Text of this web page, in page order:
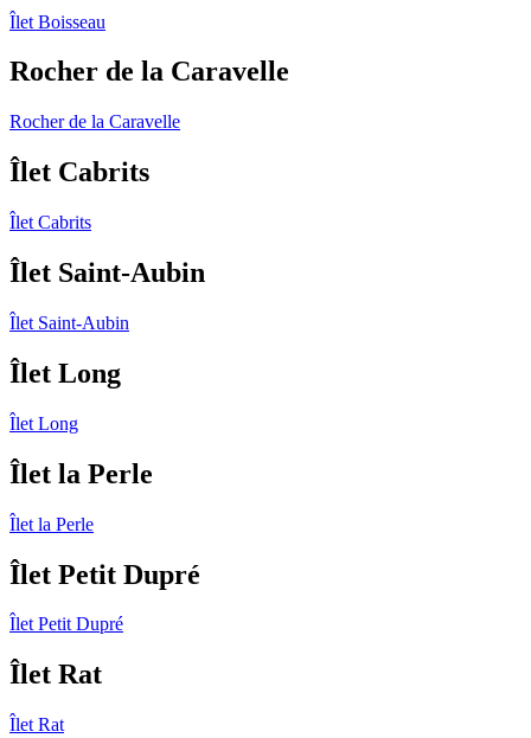
Îlet Boisseau
Rocher de la Caravelle
Rocher de la Caravelle
Îlet Cabrits
Îlet Cabrits
Îlet Saint-Aubin
Îlet Saint-Aubin
Îlet Long
Îlet Long
Îlet la Perle
Îlet la Perle
Îlet Petit Dupré
Îlet Petit Dupré
Îlet Rat
Îlet Rat